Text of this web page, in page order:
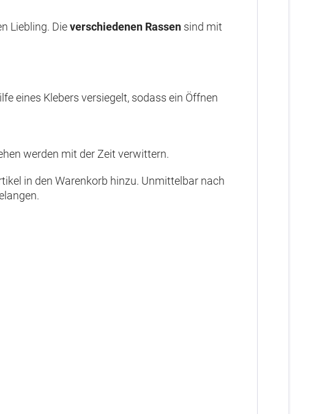
Liebling. Dieverschiedenen Rassen sind mit
eines Klebers versiegelt, sodass ein Öffnen
werden mit der Zeit verwittern.
in den Warenkorb hinzu. Unmittelbar nach